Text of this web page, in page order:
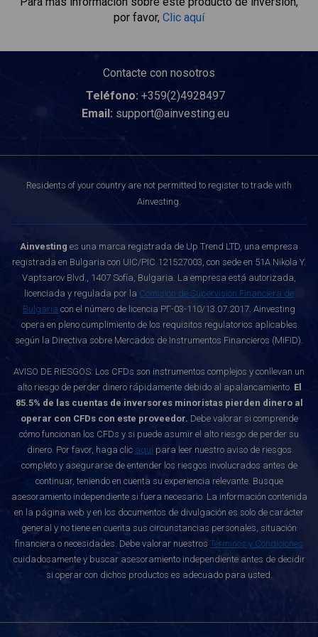
por favor, Clic aquí
Contacte con nosotros
Teléfono: +359(2)4928497
Email: support@ainvesting.eu
Residents of your country are not permitted to register to trade with
Ainvesting.
Ainvesting es una marca registrada de Up Trend LTD, una empresa
registrada en Bulgaria con UIC/PIC 121527003, con sede en 51A Nikola Y.
Vaptsarov Blvd., 1407 Sofía, Bulgaria. La empresa está autorizada,
licenciada y regulada por la Comisión de Supervisión Financiera de
Bulgaria con el número de licencia РГ-03-110/13.07.2017. Ainvesting
opera en pleno cumplimiento de los requisitos regulatorios aplicables
según la Directiva sobre Mercados de Instrumentos Financieros (MiFID).
AVISO DE RIESGOS: Los CFDs son instrumentos complejos y conllevan un
alto riesgo de perder dinero rápidamente debido al apalancamiento. El
85.5% de las cuentas de inversores minoristas pierden dinero al
operar con CFDs con este proveedor. Debe valorar si comprende
cómo funcionan los CFDs y si puede asumir el alto riesgo de perder su
dinero. Por favor, haga clic aquípara leer nuestro aviso de riesgos
completo y asegurarse de entender los riesgos involucrados antes de
continuar, teniendo en cuenta su experiencia relevante. Busque
asesoramiento independiente si fuera necesario. La información contenida
en la página web y en los documentos de divulgación es solo de carácter
general y no tiene en cuenta sus circunstancias personales, situación
financiera o necesidades. Debe valorar nuestros Términos y Condiciones
cuidadosamente y buscar asesoramiento independiente antes de decidir
si operar con dichos productos es adecuado para usted.